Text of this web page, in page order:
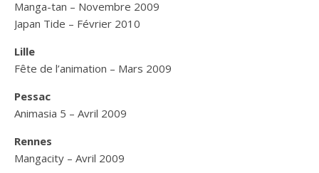
Manga-tan – Novembre 2009
Japan Tide – Février 2010
Lille
Fête de l’animation – Mars 2009
Pessac
Animasia 5 – Avril 2009
Rennes
Mangacity – Avril 2009